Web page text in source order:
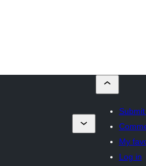
My
Log in